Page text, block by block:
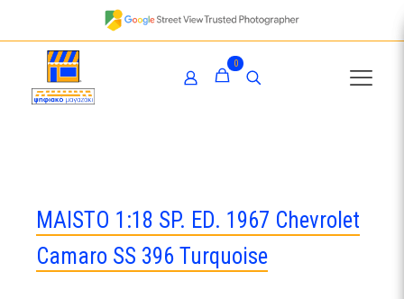
0
MAISTO 1:18 SP. ED. 1967 Chevrolet
Camaro SS 396 Turquoise